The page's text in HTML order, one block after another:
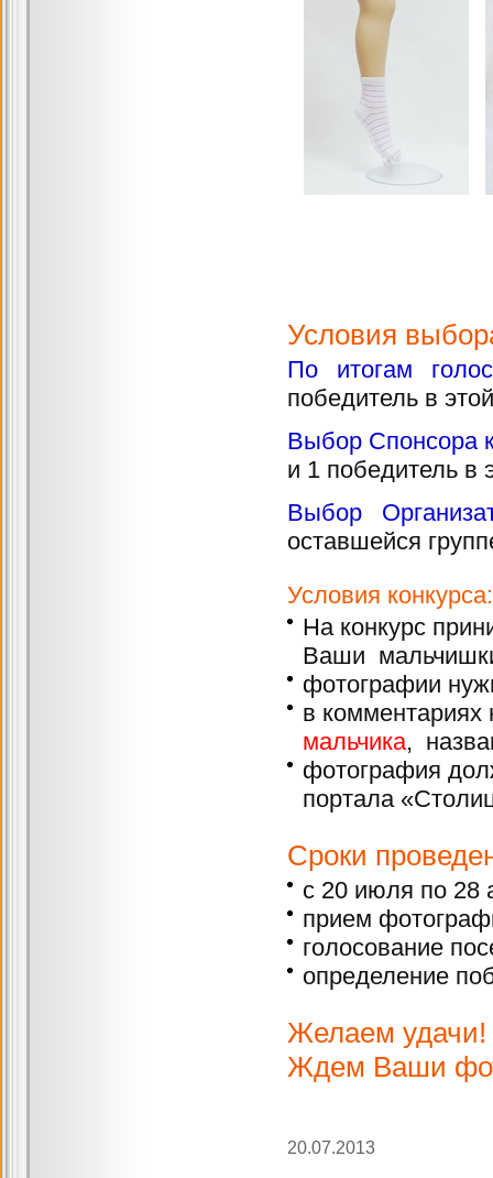
Условия
По итогам
победитель в
Выбор Спонсора
и 1 победитель в
Выбор
оставшейся
Условия конкурса:
На конкурс
Ваши
фотографии
в
мальчика,
фотография
портала
Сроки
с 20 июля по 28
прием
голосование
определение
Желаем удачи!
Ждем Ваши
20.07.2013